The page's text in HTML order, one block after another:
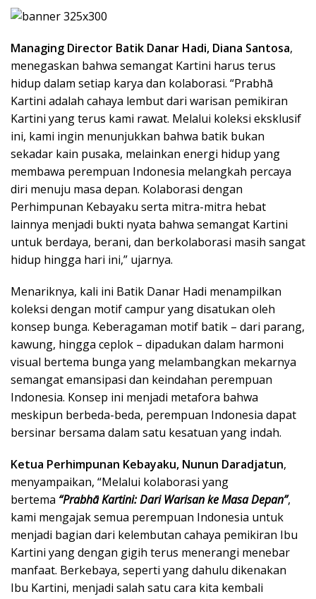
Managing Director Batik Danar Hadi, Diana Santosa,
menegaskan bahwa semangat Kartini harus terus
hidup dalam setiap karya dan kolaborasi. “Prabhā
Kartini adalah cahaya lembut dari warisan pemikiran
Kartini yang terus kami rawat. Melalui koleksi eksklusif
ini, kami ingin menunjukkan bahwa batik bukan
sekadar kain pusaka, melainkan energi hidup yang
membawa perempuan Indonesia melangkah percaya
diri menuju masa depan. Kolaborasi dengan
Perhimpunan Kebayaku serta mitra-mitra hebat
lainnya menjadi bukti nyata bahwa semangat Kartini
untuk berdaya, berani, dan berkolaborasi masih sangat
hidup hingga hari ini,” ujarnya.
Menariknya, kali ini Batik Danar Hadi menampilkan
koleksi dengan motif campur yang disatukan oleh
konsep bunga. Keberagaman motif batik – dari parang,
kawung, hingga ceplok – dipadukan dalam harmoni
visual bertema bunga yang melambangkan mekarnya
semangat emansipasi dan keindahan perempuan
Indonesia. Konsep ini menjadi metafora bahwa
meskipun berbeda-beda, perempuan Indonesia dapat
bersinar bersama dalam satu kesatuan yang indah.
Ketua Perhimpunan Kebayaku, Nunun Daradjatun,
menyampaikan, “Melalui kolaborasi yang
bertema “Prabhā Kartini: Dari Warisan ke Masa Depan”,
kami mengajak semua perempuan Indonesia untuk
menjadi bagian dari kelembutan cahaya pemikiran Ibu
Kartini yang dengan gigih terus menerangi menebar
manfaat. Berkebaya, seperti yang dahulu dikenakan
Ibu Kartini, menjadi salah satu cara kita kembali